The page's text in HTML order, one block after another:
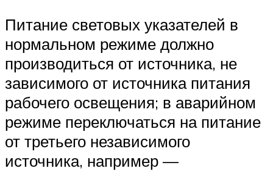
Питание световых указателей в
нормальном режиме должно
производиться от источника, не
зависимого от источника питания
рабочего освещения; в аварийном
режиме переключаться на питание
от третьего независимого
источника, например —